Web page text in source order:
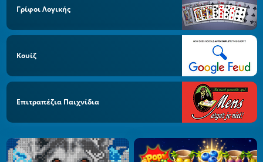
Γρίφοι Λογικής
Κουίζ
Επιτραπέζια Παιχνίδια